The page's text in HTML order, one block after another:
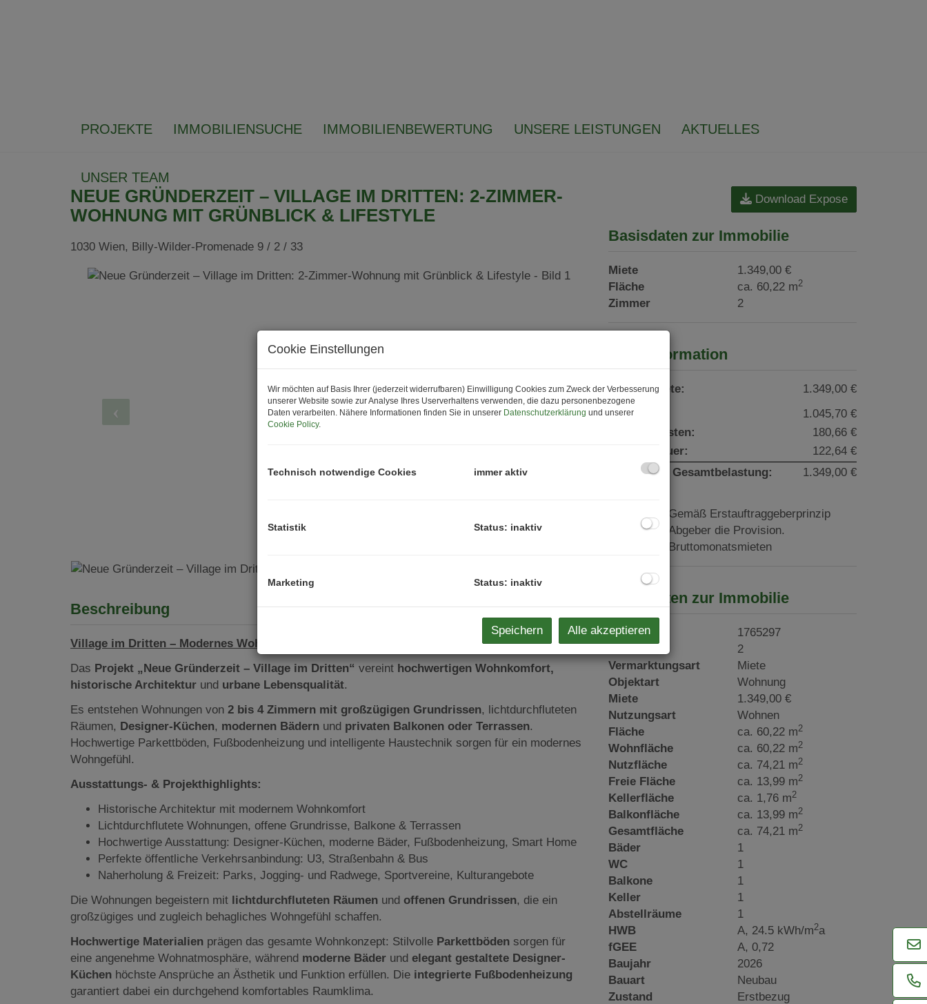
PROJEKTE IMMOBILIENSUCHE IMMOBILIENBEWERTUNG UNSERE LEISTUNGEN AKTUELLES
UNSER TEAM
NEUE GRÜNDERZEIT – VILLAGE IM DRITTEN: 2-ZIMMER-
WOHNUNG MIT GRÜNBLICK & LIFESTYLE
1030 Wien, Billy-Wilder-Promenade 9 / 2 / 33
Beschreibung
Village im Dritten – Modernes Wohnen in urbaner Bestlage
Das Projekt „Neue Gründerzeit – Village im Dritten“ vereint hochwertigen Wohnkomfort,
historische Architektur und urbane Lebensqualität.
Es entstehen Wohnungen von 2 bis 4 Zimmern mit großzügigen Grundrissen, lichtdurchfluteten
Räumen, Designer-Küchen, modernen Bädern und privaten Balkonen oder Terrassen.
Hochwertige Parkettböden, Fußbodenheizung und intelligente Haustechnik sorgen für ein modernes
Wohngefühl.
Ausstattungs- & Projekthighlights:
Historische Architektur mit modernem Wohnkomfort
Lichtdurchflutete Wohnungen, offene Grundrisse, Balkone & Terrassen
Hochwertige Ausstattung: Designer-Küchen, moderne Bäder, Fußbodenheizung, Smart Home
Perfekte öffentliche Verkehrsanbindung: U3, Straßenbahn & Bus
Naherholung & Freizeit: Parks, Jogging- und Radwege, Sportvereine, Kulturangebote
Die Wohnungen begeistern mit lichtdurchfluteten Räumen und offenen Grundrissen, die ein
großzügiges und zugleich behagliches Wohngefühl schaffen.
Hochwertige Materialien prägen das gesamte Wohnkonzept: Stilvolle Parkettböden sorgen für
eine angenehme Wohnatmosphäre, während moderne Bäder und elegant gestaltete Designer-
Küchen höchste Ansprüche an Ästhetik und Funktion erfüllen. Die integrierte Fußbodenheizung
garantiert dabei ein durchgehend komfortables Raumklima.
Download Expose
Basisdaten zur Immobilie
Miete
1.349,00 €
Fläche
ca. 60,22 m2
Zimmer 2
Preisinformation
Gesamtmiete:
1.349,00 €
Miete:
1.045,70 €
Betriebskosten:
180,66 €
Umsatzsteuer:
122,64 €
monatliche Gesamtbelastung:
1.349,00 €
Gemäß Erstauftraggeberprinzip
bezahlt der Abgeber die Provision.
3 Bruttomonatsmieten
Basisdaten zur Immobilie
Objektnr.
1765297
2
Vermarktungsart
Miete
Objektart
Wohnung
Miete
1.349,00 €
Nutzungsart
Wohnen
Fläche
ca. 60,22 m2
Wohnfläche ca. 60,22 m2
Nutzfläche ca. 74,21 m2
Freie Fläche ca. 13,99 m2
Kellerfläche ca. 1,76 m2
Balkonfläche ca. 13,99 m2
Gesamtfläche ca. 74,21 m2
Bäder
1
WC
1
Balkone
1
Keller
1
Abstellräume
1
HWB
A, 24.5 kWh/m2a
fGEE
A, 0,72
Baujahr
2026
Bauart
Neubau
Zustand
Erstbezug
Cookie Einstellungen
Wir möchten auf Basis Ihrer (jederzeit widerrufbaren) Einwilligung Cookies zum Zweck der Verbesserung
unserer Website sowie zur Analyse Ihres Userverhaltens verwenden, die dazu personenbezogene
Daten verarbeiten. Nähere Informationen finden Sie in unserer Datenschutzerklärung und unserer
Cookie Policy.
Technisch notwendige Cookies immer aktiv
Statistik Status: inaktiv
Marketing Status: inaktiv
Speichern Alle akzeptieren